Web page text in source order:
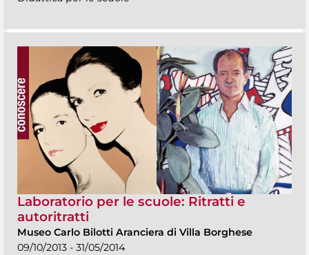
Laboratorio per le scuole: Ritratti e
autoritratti
Museo Carlo Bilotti Aranciera di Villa Borghese
09/10/2013 - 31/05/2014